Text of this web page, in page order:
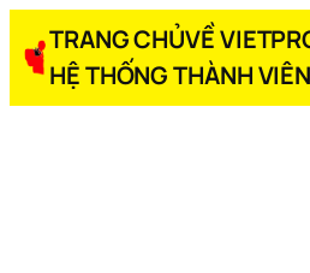
TRANG CHỦVỀ
HỆ THỐNG THÀNH